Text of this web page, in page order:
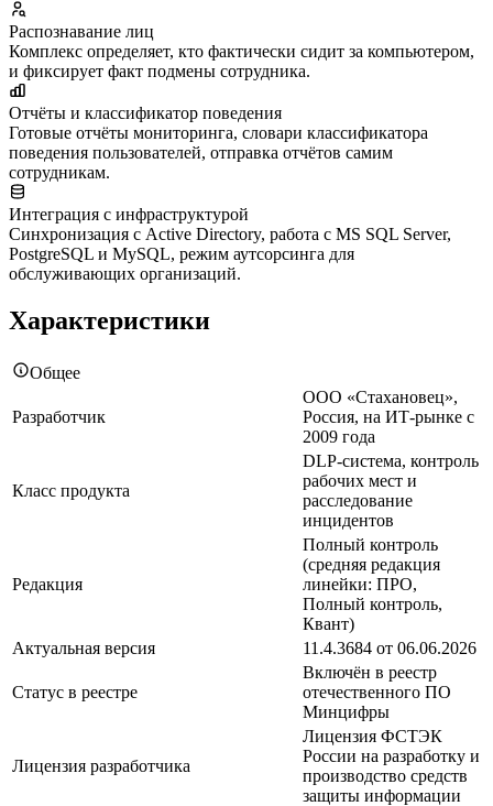
Распознавание лиц
Комплекс определяет, кто фактически сидит за компьютером,
и фиксирует факт подмены сотрудника.
Отчёты и классификатор поведения
Готовые отчёты мониторинга, словари классификатора
поведения пользователей, отправка отчётов самим
сотрудникам.
Интеграция с инфраструктурой
Синхронизация с Active Directory, работа с MS SQL Server,
PostgreSQL и MySQL, режим аутсорсинга для
обслуживающих организаций.
Характеристики
Общее
Разработчик
ООО «Стахановец»,
Россия, на ИТ-рынке с
2009 года
Класс продукта
DLP-система, контроль
рабочих мест и
расследование
инцидентов
Редакция
Полный контроль
(средняя редакция
линейки: ПРО,
Полный контроль,
Квант)
Актуальная версия
11.4.3684 от 06.06.2026
Статус в реестре
Включён в реестр
отечественного ПО
Минцифры
Лицензия разработчика
Лицензия ФСТЭК
России на разработку и
производство средств
защиты информации